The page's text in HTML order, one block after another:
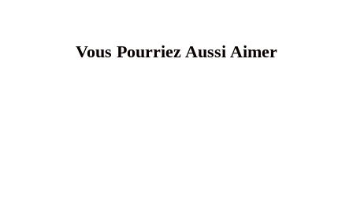
Vous Pourriez Aussi Aimer